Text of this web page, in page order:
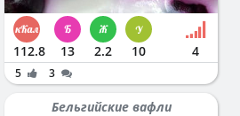
112.8 13 2.2 10 4
5 3
Бельгийские вафли